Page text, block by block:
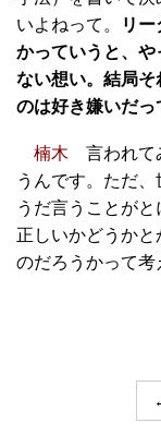
いよねって。
リ
かっていうと、
ない想い。結局そ
のは好き嫌いだっ
楠木 言われて
うんです。ただ
うだ言うことが
正しいかどうか
のだろうかって考